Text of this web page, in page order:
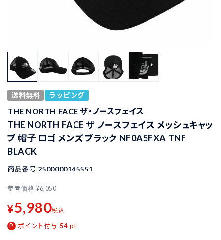
送料無料 ラッピング
THE NORTH FACE ザ・ノースフェイス
THE NORTH FACE ザ ノースフェイス メッシュキャッ
プ 帽子 ロゴ メンズ ブラック NF0A5FXA TNF
BLACK
商品番号 2500000145551
参考価格 ¥6,050
¥5,980税込
ポイント付与 54 pt